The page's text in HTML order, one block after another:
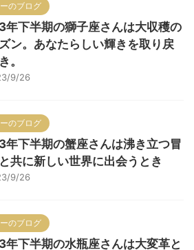
のブログ
下半期の獅子座さんは大収穫の
ン。あなたらしい輝きを取り戻
。
9/26
のブログ
下半期の蟹座さんは沸き立つ冒
共に新しい世界に出会うとき
9/26
のブログ
下半期の水瓶座さんは大変革と